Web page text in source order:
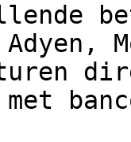
met